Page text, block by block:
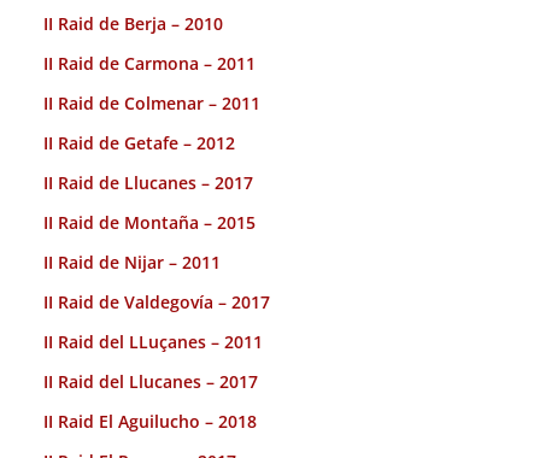
II Raid de Berja – 2010
II Raid de Carmona – 2011
II Raid de Colmenar – 2011
II Raid de Getafe – 2012
II Raid de Llucanes – 2017
II Raid de Montaña – 2015
II Raid de Nijar – 2011
II Raid de Valdegovía – 2017
II Raid del LLuçanes – 2011
II Raid del Llucanes – 2017
II Raid El Aguilucho – 2018